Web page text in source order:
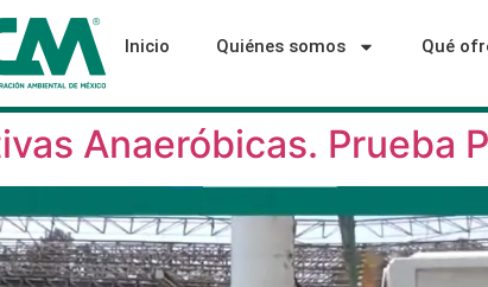
Inicio Quiénes somos Qué
Anaeróbicas. Prueba